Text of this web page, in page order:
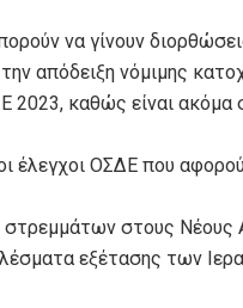
να γίνουν
απόδειξη νόμιμης
καθώς είναι ακόμα
έλεγχοι ΟΣΔΕ που
στρεμμάτων στους Νέους
εξέτασης των